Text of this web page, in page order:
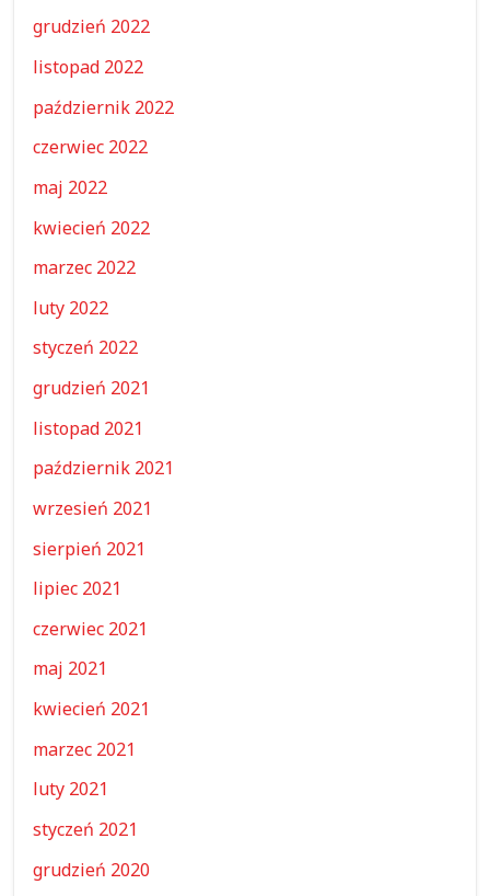
grudzień 2022
listopad 2022
październik 2022
czerwiec 2022
maj 2022
kwiecień 2022
marzec 2022
luty 2022
styczeń 2022
grudzień 2021
listopad 2021
październik 2021
wrzesień 2021
sierpień 2021
lipiec 2021
czerwiec 2021
maj 2021
kwiecień 2021
marzec 2021
luty 2021
styczeń 2021
grudzień 2020